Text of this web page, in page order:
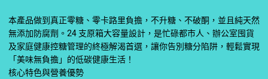
本產品做到真正零糖、零卡路里負擔，不升糖、不破酮，並且純天然
無添加防腐劑。24 支原箱大容量設計，是忙碌都市人、辦公室囤貨
及家庭健康控糖管理的終極解渴首選，讓你告別糖分陷阱，輕鬆實現
「美味無負擔」的低碳健康生活！
核心特色與營養優勢